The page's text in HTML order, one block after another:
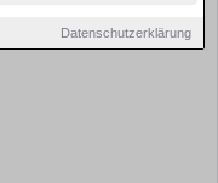
Datenschutzerklärung